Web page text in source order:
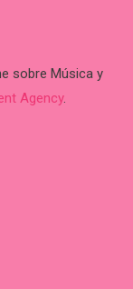
sobre Música y
Agency.